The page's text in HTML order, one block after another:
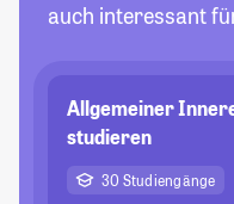
auch interessant
Allgemeiner
studieren
30 Studiengänge